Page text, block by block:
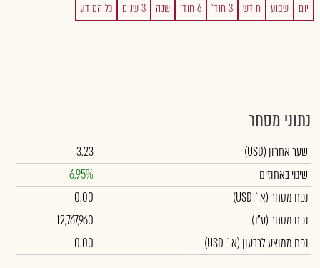
יום שבוע חודש 3 חוד' 6 חוד' שנה 3 שנים כל המידע
נתוני מסחר
שער אחרון (USD)
3.23
שינוי באחוזים
6.95%
נפח מסחר(א` USD)
0.00
נפח מסחר(ע"נ)
12,767,960
נפח ממוצע לרבעון (א` USD)
0.00